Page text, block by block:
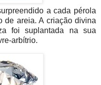
a cada pérola
de areia. A criação divina
foi suplantada na sua
arbítrio.